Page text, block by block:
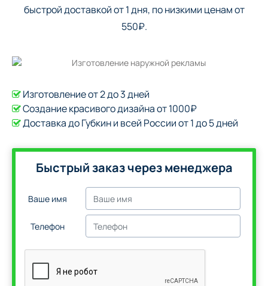
быстрой доставкой от 1 дня, по низкими ценам от
550₽.
Изготовление от 2 до 3 дней
Создание красивого дизайна от 1000₽
Доставка до Губкин и всей России от 1 до 5 дней
Быстрый заказ через менеджера
Ваше имя
Телефон